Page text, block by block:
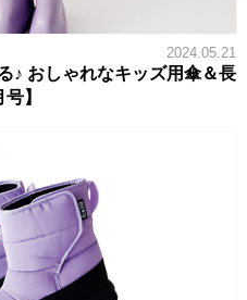
2024.05.21
♪ おしゃれなキッズ用傘＆長
】